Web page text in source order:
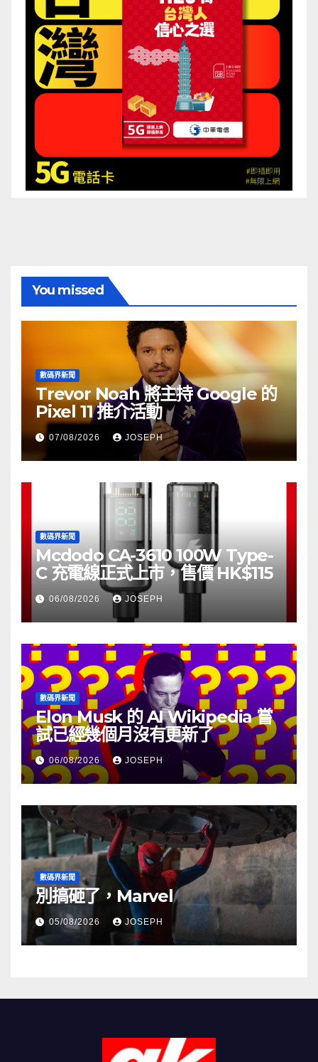
You missed
數碼界新聞
Trevor Noah 將主持 Google 的
Pixel 11 推介活動
07/08/2026 JOSEPH
數碼界新聞
Mcdodo CA-3610 100W Type-
C 充電線正式上市，售價 HK$115
06/08/2026 JOSEPH
數碼界新聞
Elon Musk 的 AI Wikipedia 嘗
試已經幾個月沒有更新了
06/08/2026 JOSEPH
數碼界新聞
別搞砸了，Marvel
05/08/2026 JOSEPH